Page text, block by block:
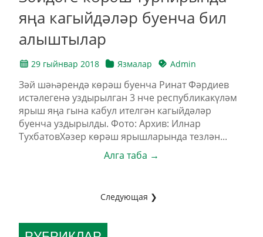
яңа кагыйдәләр буенча бил
алыштылар
29 гыйнвар 2018 Язмалар Admin
Зәй шәһәрендә көрәш буенча Ринат Фәрдиев
истәлегенә уздырылган 3 нче республикакүләм
ярыш яңа гына кабул ителгән кагыйдәләр
буенча уздырылды. Фото: Архив: Илнар
ТухбатовХәзер көрәш ярышларында тезлән...
Алга таба →
Следующая ❯